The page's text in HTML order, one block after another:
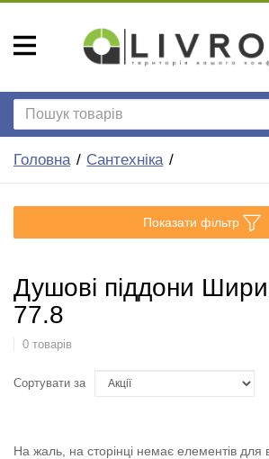
Головна Сантехніка
Показати фільтр
Душові піддони
77.8
0 товарів
Сортувати за
На жаль, на сторінці немає елементів для